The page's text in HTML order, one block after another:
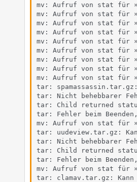
mv: Aufruf von stat für
mv: Aufruf von stat für
mv: Aufruf von stat für
mv: Aufruf von stat für
mv: Aufruf von stat für
mv: Aufruf von stat für
mv: Aufruf von stat für
mv: Aufruf von stat für
mv: Aufruf von stat für
tar:
tar: Nicht behebbarer
tar: Child returned
tar: Fehler beim
mv: Aufruf von stat für
tar: uudeview.tar.gz:
tar: Nicht behebbarer
tar: Child returned
tar: Fehler beim
mv: Aufruf von stat für
tar: clamav.tar.gz: Kann